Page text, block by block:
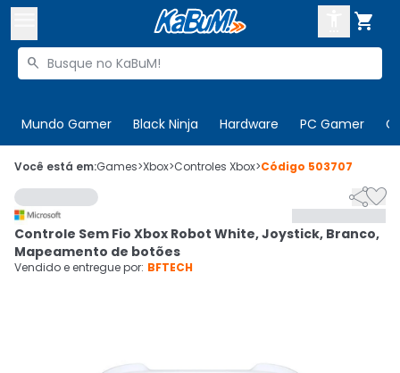

Buscar produtos

Mundo Gamer Black Ninja Hardware PC Gamer
 Olá. Acesse sua conta
 Departamentos
Cupons
CADASTRE-SE
Você está em:Games>Xbox>Controles Xbox>Código 503707

Controle Sem Fio Xbox Robot White, Joystick, Branco,
Mapeamento de botões
Vendido e entregue por: BFTECH